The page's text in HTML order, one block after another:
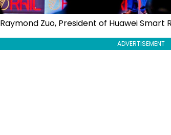
Raymond Zuo, President of Huawei Smart
ADVERTISEMENT